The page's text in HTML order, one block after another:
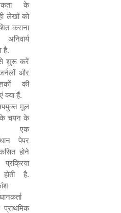
के
लेखों को
कराना
है.
शुरू करें
और
की
क्या हैं.
मूल
के चयन के
एक
पेपर
होने
है.
प्राथमिक